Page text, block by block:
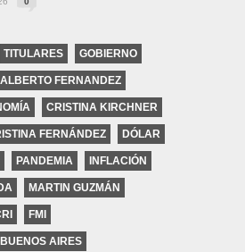
TITULARES GOBIERNO
ALBERTO FERNANDEZ
CRISTINA KIRCHNER
FERNÁNDEZ DÓLAR
PANDEMIA INFLACIÓN
MARTIN GUZMÁN
FMI
AIRES